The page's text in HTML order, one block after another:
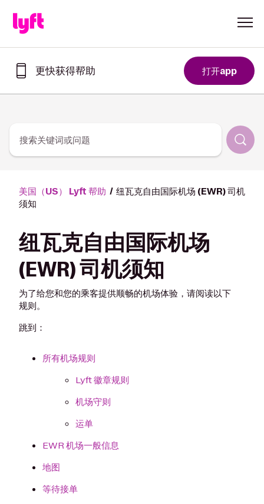
更快获得帮助
助
打开app
搜索关键词或问题
美国（US） Lyft 帮助
纽瓦克自由国际机场 (EWR) 司机
须知
纽瓦克自由国际机场
(EWR) 司机须知
为了给您和您的乘客提供顺畅的机场体验，请阅读以下
规则。
跳到：
所有机场规则
Lyft 徽章规则
机场守则
运单
EWR 机场一般信息
地图
等待接单